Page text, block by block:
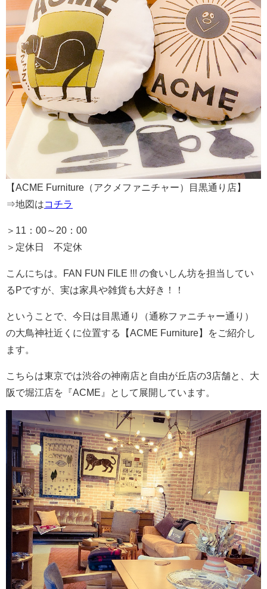
【ACME Furniture（アクメファニチャー）目黒通り店】
⇒地図はコチラ
＞11：00～20：00
＞定休日 不定休
こんにちは。FAN FUN FILE !!! の食いしん坊を担当してい
るPですが、実は家具や雑貨も大好き！！
ということで、今日は目黒通り（通称ファニチャー通り）
の大鳥神社近くに位置する【ACME Furniture】をご紹介し
ます。
こちらは東京では渋谷の神南店と自由が丘店の3店舗と、大
阪で堀江店を『ACME』として展開しています。